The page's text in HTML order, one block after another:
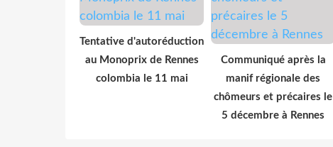
Tentative d'autoréduction
au Monoprix de Rennes
colombia le 11 mai
Communiqué après la
manif régionale des
chômeurs et précaires le
5 décembre à Rennes